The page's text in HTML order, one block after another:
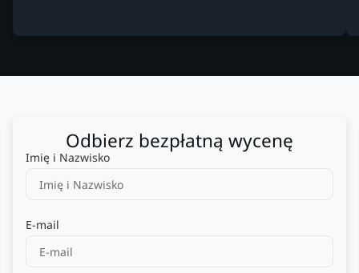
Odbierz bezpłatną wycenę
Imię i Nazwisko
E-mail